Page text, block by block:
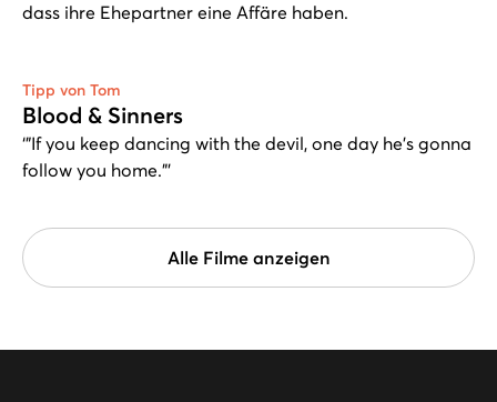
dass ihre Ehepartner eine Affäre haben.
Tipp von Tom
Blood & Sinners
‘"If you keep dancing with the devil, one day he's gonna
follow you home."’
Alle Filme anzeigen